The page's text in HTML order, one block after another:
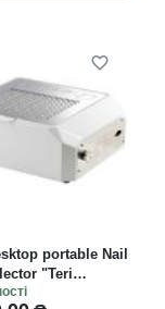
portable Nail
"Teri
Витяжка